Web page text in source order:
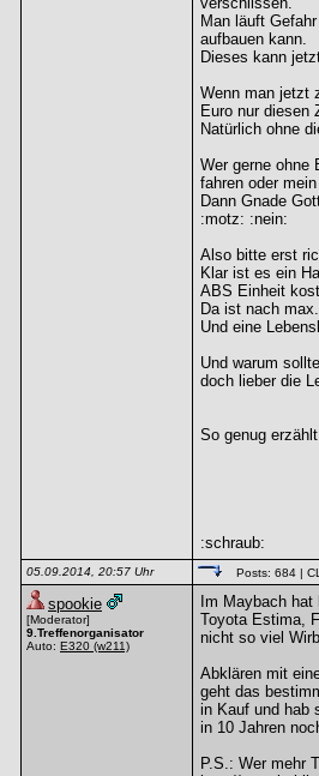
Man läuft
aufbauen kann.
Dieses kann
Wenn man jetzt
Euro nur diesen
Natürlich ohne
Wer gerne ohne
fahren oder
Dann Gnade
:motz: :nein:
Also bitte erst
Klar ist es ein
ABS Einheit
Da ist nach
Und eine
Und warum
doch lieber die
So genug erzählt
:schraub:
05.09.2014, 20:57 Uhr Posts: 684 |
spookie
[Moderator]
9.Treffenorganisator
Auto: E320 (w211)
Im Maybach
Toyota Estima,
nicht so viel
Abklären mit
geht das
in Kauf und hab
in 10 Jahren
P.S.: Wer mehr